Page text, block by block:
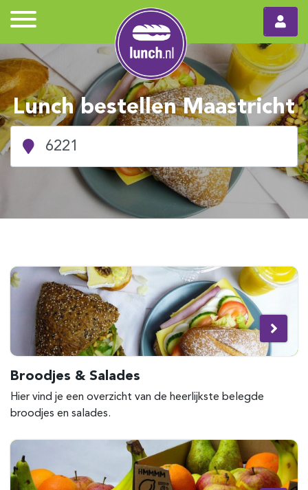
Lunch bestellen Maastricht
Broodjes & Salades
Hier vind je een overzicht van de heerlijkste belegde
broodjes en salades.